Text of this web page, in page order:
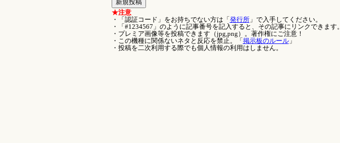
★注意
・「認証コード」をお持ちでない方は「 発行所」で入手してください。
・「#1234567」のように記事番号を記入すると、その記事にリンクできます。
・プレミア画像等を投稿できます（jpg,png）。著作権にご注意！
・この機種に関係ないネタと反応を禁止。「 掲示板のルール」
・投稿を二次利用する際でも個人情報の利用はしません。